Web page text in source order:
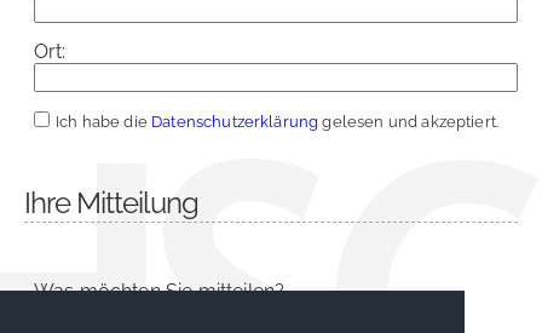
Ort:
Ich habe die Datenschutzerklärung gelesen und akzeptiert.
Ihre Mitteilung
Was möchten Sie mitteilen?